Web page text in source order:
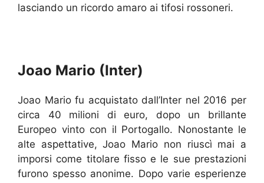
lasciando un ricordo amaro ai tifosi rossoneri.
Joao Mario (Inter)
Joao Mario fu acquistato dall’Inter nel 2016 per
circa 40 milioni di euro, dopo un brillante
Europeo vinto con il Portogallo. Nonostante le
alte aspettative, Joao Mario non riuscì mai a
imporsi come titolare fisso e le sue prestazioni
furono spesso anonime. Dopo varie esperienze